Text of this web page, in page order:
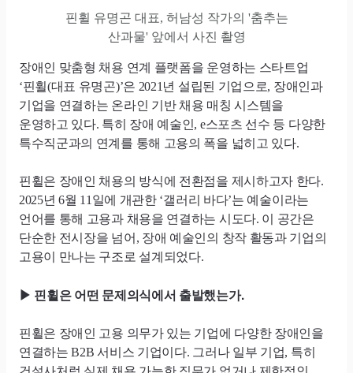
핀휠 유명곤 대표, 허남성 작가의 '춤추는
산과물' 앞에서 사진 촬영
장애인 맞춤형 채용 연계 플랫폼을 운영하는 스타트업
‘핀휠(대표 유명곤)’은 2021년 설립된 기업으로, 장애인과
기업을 연결하는 온라인 기반 채용 매칭 시스템을
운영하고 있다. 특히 장애 예술인, e스포츠 선수 등 다양한
특수직군과의 연계를 통해 고용의 폭을 넓히고 있다.
핀휠은 장애인 채용의 방식에 전환점을 제시하고자 한다.
2025년 6월 11일에 개관한 ‘갤러리 바다’는 예술이라는
언어를 통해 고용과 채용을 연결하는 시도다. 이 공간은
단순한 전시장을 넘어, 장애 예술인의 창작 활동과 기업의
고용이 만나는 구조로 설계되었다.
▶ 핀휠은 어떤 문제의식에서 출발했는가.
핀휠은 장애인 고용 의무가 있는 기업에 다양한 장애인을
연결하는 B2B 서비스 기업이다. 그러나 일부 기업, 특히